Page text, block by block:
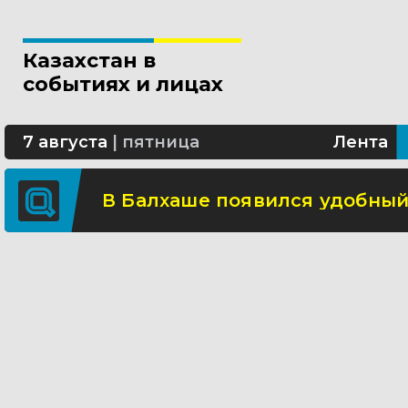
Казахстан в
событиях и лицах
7 августа пятница Лента
Где в Алматы появятся
В Туркестане построят
В Балхаше появился